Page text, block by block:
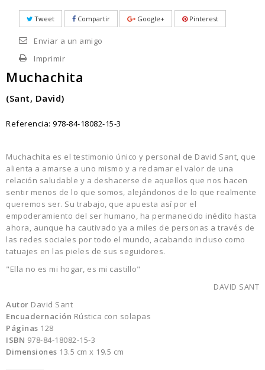
Tweet Compartir Google+ Pinterest
Enviar a un amigo
Imprimir
Muchachita
(Sant, David)
Referencia: 978-84-18082-15-3
Muchachita es el testimonio único y personal de David Sant, que
alienta a amarse a uno mismo y a reclamar el valor de una
relación saludable y a deshacerse de aquellos que nos hacen
sentir menos de lo que somos, alejándonos de lo que realmente
queremos ser. Su trabajo, que apuesta así por el
empoderamiento del ser humano, ha permanecido inédito hasta
ahora, aunque ha cautivado ya a miles de personas a través de
las redes sociales por todo el mundo, acabando incluso como
tatuajes en las pieles de sus seguidores.
"Ella no es mi hogar, es mi castillo"
DAVID SANT
Autor David Sant
Encuadernación Rústica con solapas
Páginas 128
ISBN 978-84-18082-15-3
Dimensiones 13.5 cm x 19.5 cm